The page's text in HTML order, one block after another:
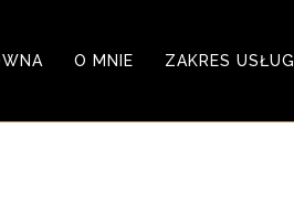
O MNIE ZAKRES USŁUG